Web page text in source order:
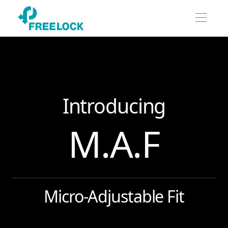
Introducing
M.A.F
Micro-Adjustable Fit